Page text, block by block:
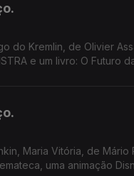
do Kremlin, de Olivier
e um livro: O Futuro
Maria Vitória, de Mário
uma animação